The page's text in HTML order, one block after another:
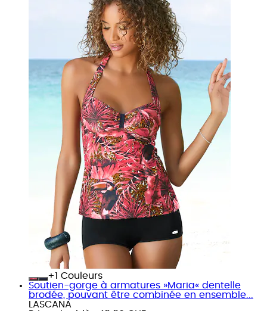
+
Couleurs
Soutien-gorge à armatures »Maria« dentelle
brodée, pouvant être combinée en ensemble...
LASCANA